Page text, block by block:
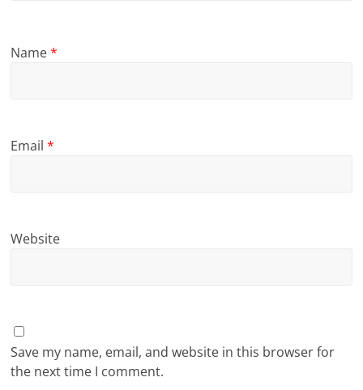
Name*
Email*
Website
Save my name, email, and website in this browser for
the next time I comment.